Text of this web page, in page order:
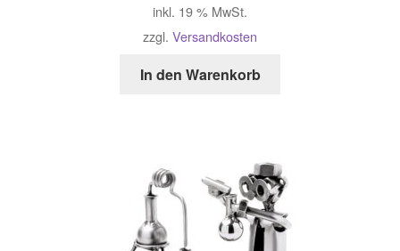
inkl. 19 % MwSt.
zzgl. Versandkosten
In den Warenkorb